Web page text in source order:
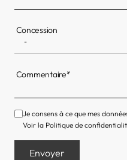
Concession
Commentaire*
Je consens à ce que mes
Voir la Politique de
Envoyer